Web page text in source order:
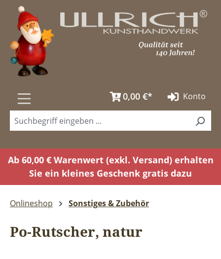
Zum Hauptinhalt springen
0,00 €* Konto
Ab 60,00 € Warenwert (exkl. Versand) erhalten
Sie ein kleines Geschenk gratis dazu
Onlineshop Sonstiges & Zubehör
Po-Rutscher, natur